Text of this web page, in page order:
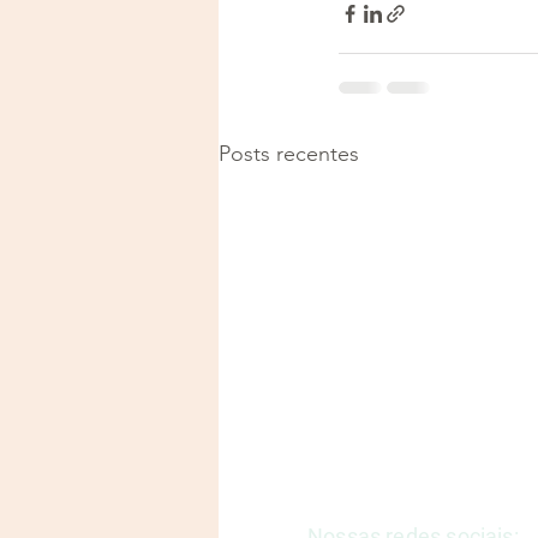
Posts recentes